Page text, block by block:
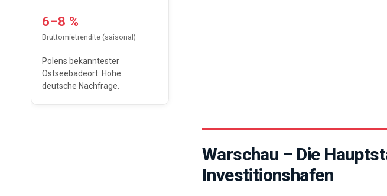
6–8 %
Bruttomietrendite (saisonal)
Polens bekanntester
Ostseebadeort. Hohe
deutsche Nachfrage.
Warschau – Die
Investitionshafen